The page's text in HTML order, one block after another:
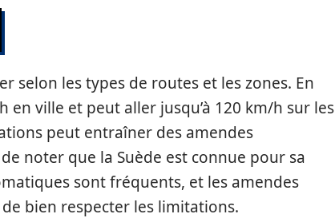
selon les types de routes et les zones. En
ville et peut aller jusqu’à 120 km/h sur les
peut entraîner des amendes
noter que la Suède est connue pour sa
sont fréquents, et les amendes
bien respecter les limitations.